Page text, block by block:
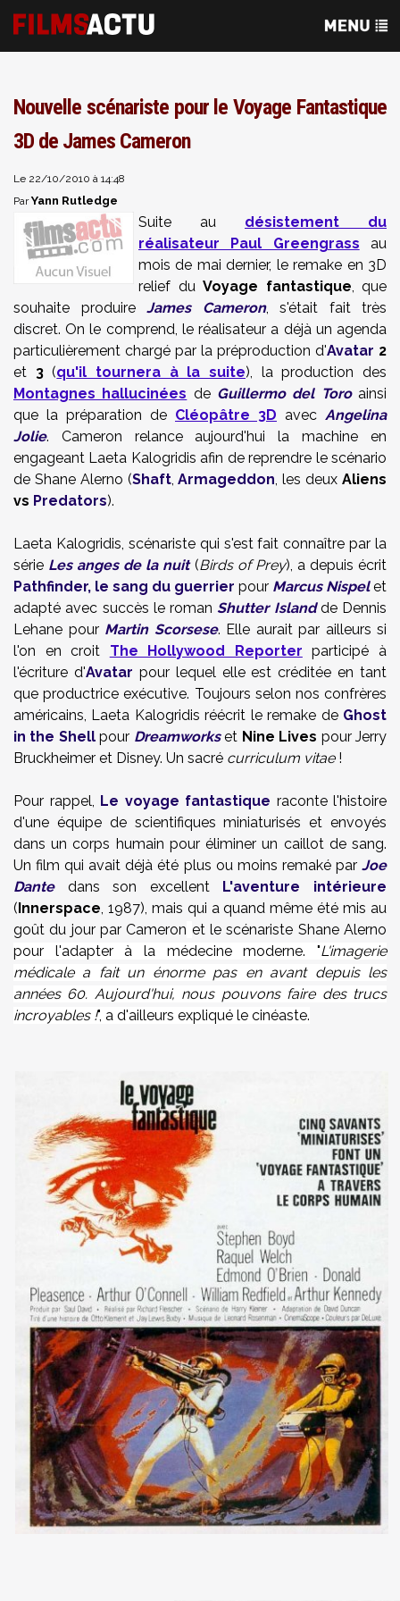
Nouvelle scénariste pour le Voyage Fantastique
3D de James Cameron
Le 22/10/2010 à 14:48
ParYann Rutledge
Suite au désistement du
réalisateur Paul Greengrass au
mois de mai dernier, le remake en 3D
relief du Voyage fantastique, que
souhaite produire James Cameron, s'était fait très
discret. On le comprend, le réalisateur a déjà un agenda
particulièrement chargé par la préproduction d'Avatar 2
et 3(qu'il tournera à la suite), la production des
Montagnes hallucinées de Guillermo del Toroainsi
que la préparation de Cléopâtre 3D avec Angelina
Jolie. Cameron relance aujourd'hui la machine en
engageant Laeta Kalogridis afin de reprendre le scénario
de Shane Alerno (Shaft,Armageddon, les deuxAliens
vs Predators).
Laeta Kalogridis, scénariste qui s'est fait connaître par la
série Les anges de la nuit(Birds of Prey), a depuis écrit
Pathfinder, le sang du guerrier pour Marcus Nispelet
adapté avec succès le romanShutter Islandde Dennis
Lehane pour Martin Scorsese. Elle aurait par ailleurs si
l'on en croit The Hollywood Reporter participé à
l'écriture d'Avatar pour lequel elle est créditée en tant
que productrice exécutive. Toujours selon nos confrères
américains, Laeta Kalogridis réécrit le remake de Ghost
in the Shellpour Dreamworkset Nine Lives pourJerry
Bruckheimer et Disney. Un sacré curriculum vitae!
Pour rappel, Le voyage fantastique raconte l'histoire
d'une équipe de scientifiques miniaturisés et envoyés
dans un corps humain pour éliminer un caillot de sang.
Un film qui avait déjà été plus ou moins remaké par Joe
Dantedans son excellent L'aventure intérieure
(Innerspace, 1987), mais qui a quand même été mis au
goût du jour par Cameron et le scénariste Shane Alerno
pour l'adapter à la médecine moderne. "L'imagerie
médicale a fait un énorme pas en avant depuis les
années 60. Aujourd'hui, nous pouvons faire des trucs
incroyables !", a d'ailleurs expliqué le cinéaste.